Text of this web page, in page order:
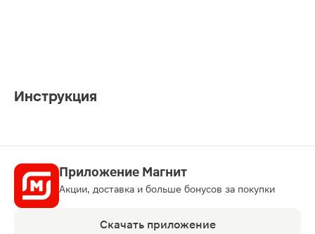
Инструкция
Приложение Магнит
Акции, доставка и больше бонусов за покупки
Скачать приложение